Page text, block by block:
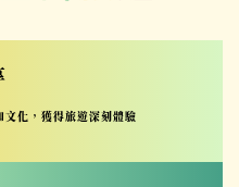
化，獲得旅遊深刻體驗